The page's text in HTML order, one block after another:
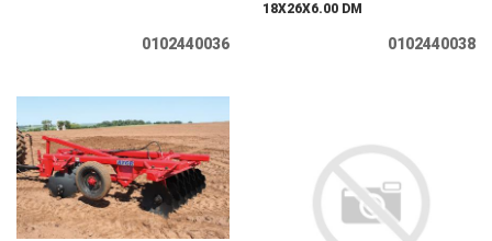
0102440036
18X26X6.00 DM
0102440038